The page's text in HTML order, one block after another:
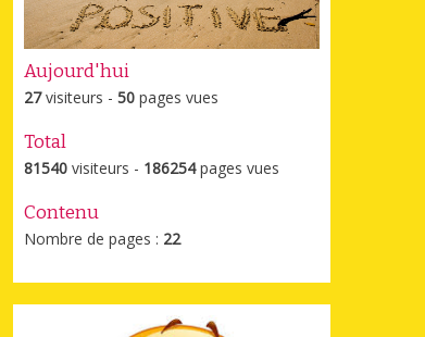
Aujourd'hui
27visiteurs - 50pages vues
Total
81540visiteurs - 186254pages vues
Contenu
Nombre de pages : 22